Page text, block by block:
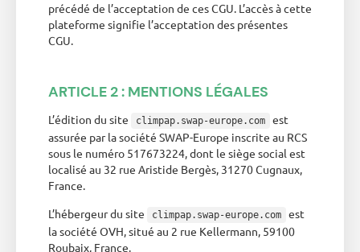
précédé de l’acceptation de ces CGU. L’accès à cette
plateforme signifie l’acceptation des présentes
CGU.
ARTICLE 2 : MENTIONS LÉGALES
L’édition du site climpap.swap-europe.com
est
assurée par la société SWAP-Europe inscrite au RCS
sous le numéro 517673224, dont le siège social est
localisé au 32 rue Aristide Bergès, 31270 Cugnaux,
France.
L’hébergeur du site
climpap.swap-europe.com
est
la société OVH, situé au 2 rue Kellermann, 59100
Roubaix, France.